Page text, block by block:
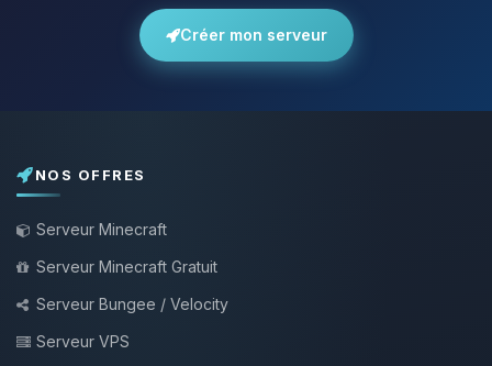
Créer mon serveur
NOS OFFRES
Serveur Minecraft
Serveur Minecraft Gratuit
Serveur Bungee / Velocity
Serveur VPS